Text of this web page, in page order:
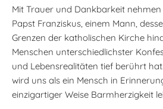
Mit Trauer und Dankbarkeit
Papst Franziskus, einem Mann,
Grenzen der katholischen Kirche
Menschen unterschiedlichster
und Lebensrealitäten tief berührt
wird uns als ein Mensch in
einzigartiger Weise Barmherzigkeit